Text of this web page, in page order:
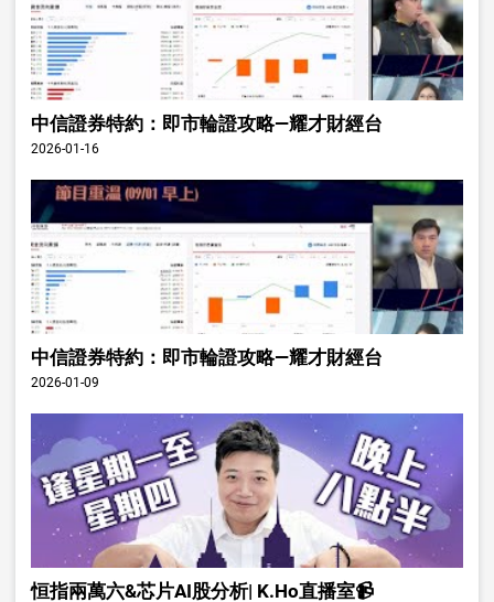
中信證券特約：即市輪證攻略—耀才財經台
2026-01-16
中信證券特約：即市輪證攻略—耀才財經台
2026-01-09
恒指兩萬六&芯片AI股分析| K.Ho直播室📹